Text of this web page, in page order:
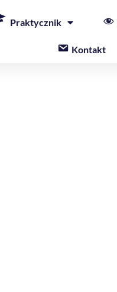
Praktycznik
Kontakt